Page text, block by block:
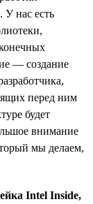
У нас есть
— создание
перед ним
будет
внимание
мы делаем,
Intel Inside,